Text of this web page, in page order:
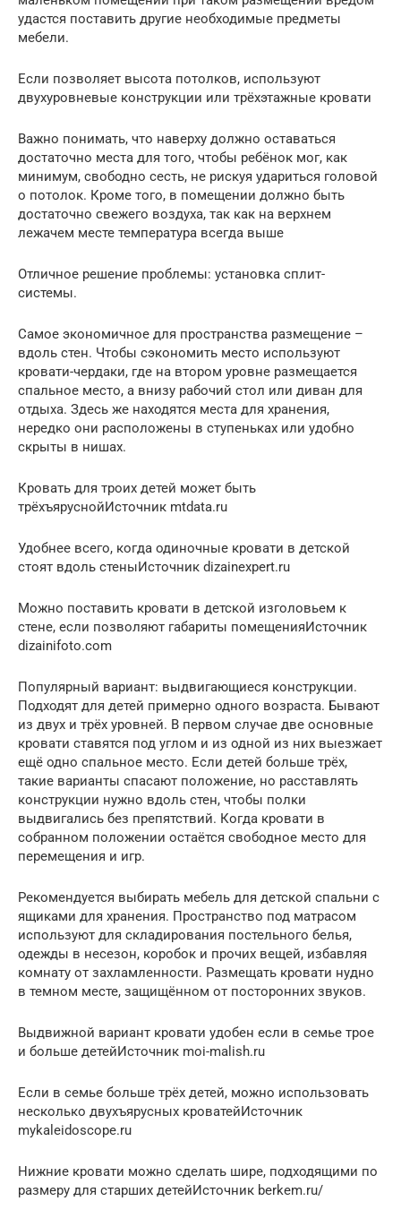
удастся поставить другие необходимые предметы
мебели.
Если позволяет высота потолков, используют
двухуровневые конструкции или трёхэтажные кровати
Важно понимать, что наверху должно оставаться
достаточно места для того, чтобы ребёнок мог, как
минимум, свободно сесть, не рискуя удариться головой
о потолок. Кроме того, в помещении должно быть
достаточно свежего воздуха, так как на верхнем
лежачем месте температура всегда выше
Отличное решение проблемы: установка сплит-
системы.
Самое экономичное для пространства размещение –
вдоль стен. Чтобы сэкономить место используют
кровати-чердаки, где на втором уровне размещается
спальное место, а внизу рабочий стол или диван для
отдыха. Здесь же находятся места для хранения,
нередко они расположены в ступеньках или удобно
скрыты в нишах.
Кровать для троих детей может быть
трёхъяруснойИсточник mtdata.ru
Удобнее всего, когда одиночные кровати в детской
стоят вдоль стеныИсточник dizainexpert.ru
Можно поставить кровати в детской изголовьем к
стене, если позволяют габариты помещенияИсточник
dizainifoto.com
Популярный вариант: выдвигающиеся конструкции.
Подходят для детей примерно одного возраста. Бывают
из двух и трёх уровней. В первом случае две основные
кровати ставятся под углом и из одной из них выезжает
ещё одно спальное место. Если детей больше трёх,
такие варианты спасают положение, но расставлять
конструкции нужно вдоль стен, чтобы полки
выдвигались без препятствий. Когда кровати в
собранном положении остаётся свободное место для
перемещения и игр.
Рекомендуется выбирать мебель для детской спальни с
ящиками для хранения. Пространство под матрасом
используют для складирования постельного белья,
одежды в несезон, коробок и прочих вещей, избавляя
комнату от захламленности. Размещать кровати нудно
в темном месте, защищённом от посторонних звуков.
Выдвижной вариант кровати удобен если в семье трое
и больше детейИсточник moi-malish.ru
Если в семье больше трёх детей, можно использовать
несколько двухъярусных кроватейИсточник
mykaleidoscope.ru
Нижние кровати можно сделать шире, подходящими по
размеру для старших детейИсточник berkem.ru/